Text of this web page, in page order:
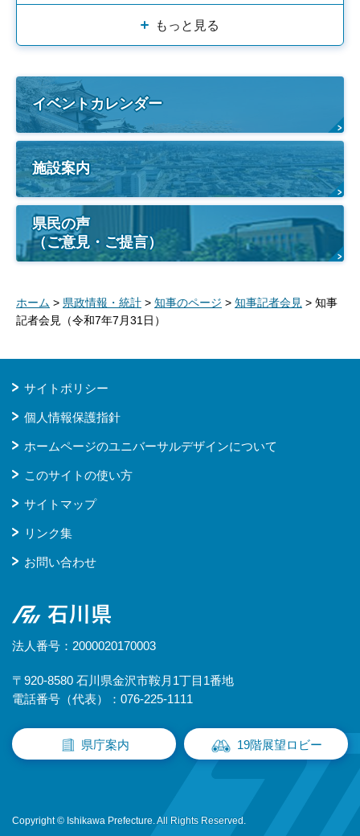
もっと見る
イベントカレンダー
施設案内
県民の声
（ご意見・ご提言）
ホーム > 県政情報・統計 > 知事のページ > 知事記者会見 > 知事
記者会見（令和7年7月31日）
サイトポリシー
個人情報保護指針
ホームページのユニバーサルデザインについて
このサイトの使い方
サイトマップ
リンク集
お問い合わせ
石川県
法人番号：2000020170003
〒920-8580 石川県金沢市鞍月1丁目1番地
電話番号（代表）：076-225-1111
県庁案内 19階展望ロビー
Copyright © Ishikawa Prefecture. All Rights Reserved.